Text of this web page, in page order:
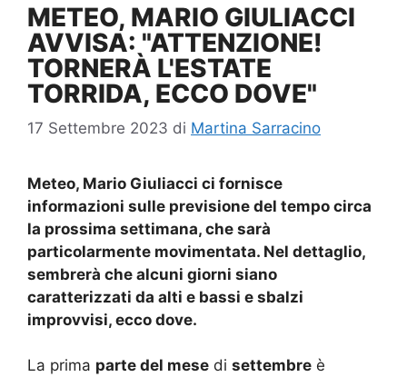
METEO, MARIO GIULIACCI
AVVISA: "ATTENZIONE!
TORNERÀ L'ESTATE
TORRIDA, ECCO DOVE"
17 Settembre 2023 di Martina Sarracino
Meteo, Mario Giuliacci ci fornisce
informazioni sulle previsione del tempo circa
la prossima settimana, che sarà
particolarmente movimentata. Nel dettaglio,
sembrerà che alcuni giorni siano
caratterizzati da alti e bassi e sbalzi
improvvisi, ecco dove.
La prima parte del mese di settembre è